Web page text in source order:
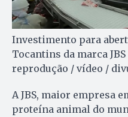
Investimento para
Tocantins da marca
reprodução / vídeo /
A JBS, maior empresa
proteína animal do